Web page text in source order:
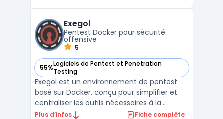
données regroupant plus de 2 500 exploits
...
Exegol
Pentest Docker pour sécurité
offensive
5
55%Logiciels de Pentest et Penetration
Testing
— voir Exegol dans cette catégorie
Exegol est un environnement de pentest
basé sur Docker, conçu pour simplifier et
centraliser les outils nécessaires à la
sécurité offensive. Contrairement à des
Plus d’infos Fiche complète